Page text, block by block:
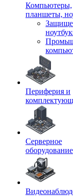
Компьютеры,
планшеты,
Периферия и
Серверное
оборудование